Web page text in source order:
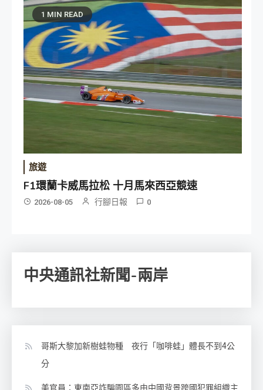
1 MIN READ
旅遊
F1環蘭卡威馬拉松 十月馬來西亞競速
2026-08-05 行腳日報 0
中央通訊社新聞-兩岸
哥斯大黎加新樹蛙物種 夜行「咖啡蛙」體長不到4公
分
美官員：東南亞詐騙園區多由中國背景跨國犯罪組織主